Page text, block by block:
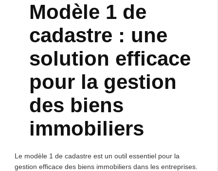
Modèle 1 de
cadastre : une
solution efficace
pour la gestion
des biens
immobiliers
Le modèle 1 de cadastre est un outil essentiel pour la
gestion efficace des biens immobiliers dans les entreprises.